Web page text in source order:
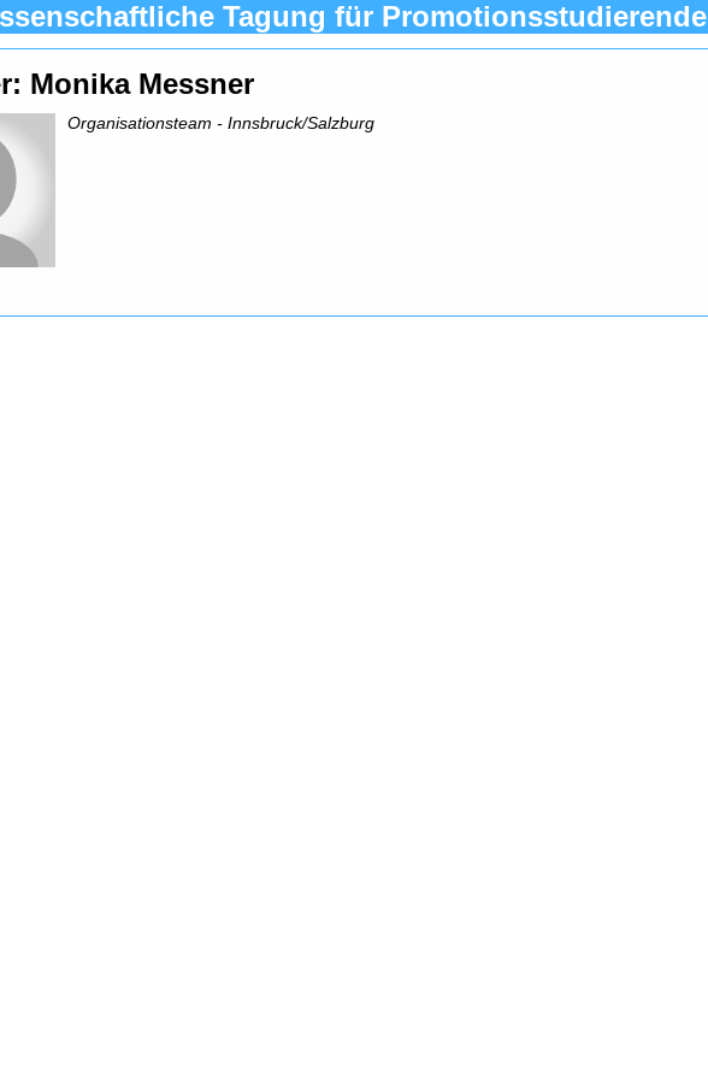
Tagung für Promotionsstudierende
Monika Messner
Organisationsteam - Innsbruck/Salzburg